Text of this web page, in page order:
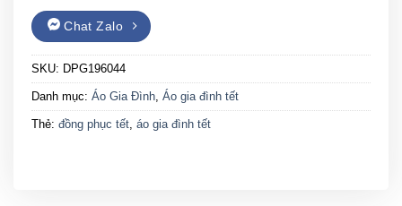
Chat Zalo
SKU: DPG196044
Danh mục: Áo Gia Đình Áo gia đình tết
Thẻ: đồng phục tết áo gia đình tết